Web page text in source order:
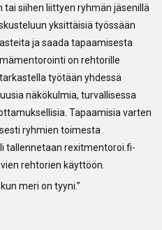
siihen liittyen ryhmän jäsenillä
yksittäisiä työssään
ja saada tapaamisesta
on rehtorille
työtään yhdessä
näkökulmia, turvallisessa
Tapaamisia varten
ryhmien toimesta
tallennetaan rexitmentoroi.fi-
rehtorien käyttöön.
meri on tyyni.”